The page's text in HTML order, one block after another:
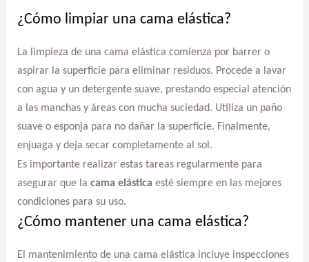
¿Cómo limpiar una cama elástica?
La limpieza de una cama elástica comienza por barrer o
aspirar la superficie para eliminar residuos. Procede a lavar
con agua y un detergente suave, prestando especial atención
a las manchas y áreas con mucha suciedad. Utiliza un paño
suave o esponja para no dañar la superficie. Finalmente,
enjuaga y deja secar completamente al sol.
Es importante realizar estas tareas regularmente para
asegurar que la cama elástica esté siempre en las mejores
condiciones para su uso.
¿Cómo mantener una cama elástica?
El mantenimiento de una cama elástica incluye inspecciones